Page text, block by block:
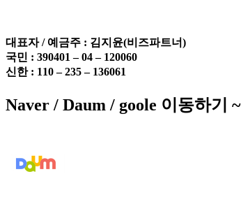
대표자 / 예금주 : 김지윤(비즈파트너)
국민 : 390401 – 04 – 120060
신한 : 110 – 235 – 136061
Naver / Daum / goole 이동하기 ~